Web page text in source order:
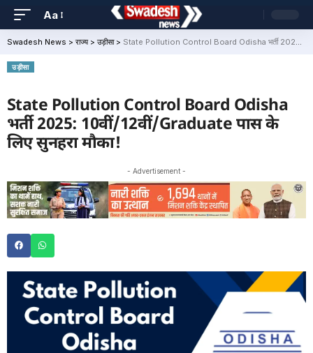
Aa
Swadesh News > राज्य> उड़ीसा> State Pollution Control Board Odisha भर्ती 2025: 10वीं/12वीं/Graduate पास के लिए सुनहरा मौका!
उड़ीसा
State Pollution Control Board Odisha
भर्ती 2025: 10वीं/12वीं/Graduate पास के
लिए सुनहरा मौका!
- Advertisement -